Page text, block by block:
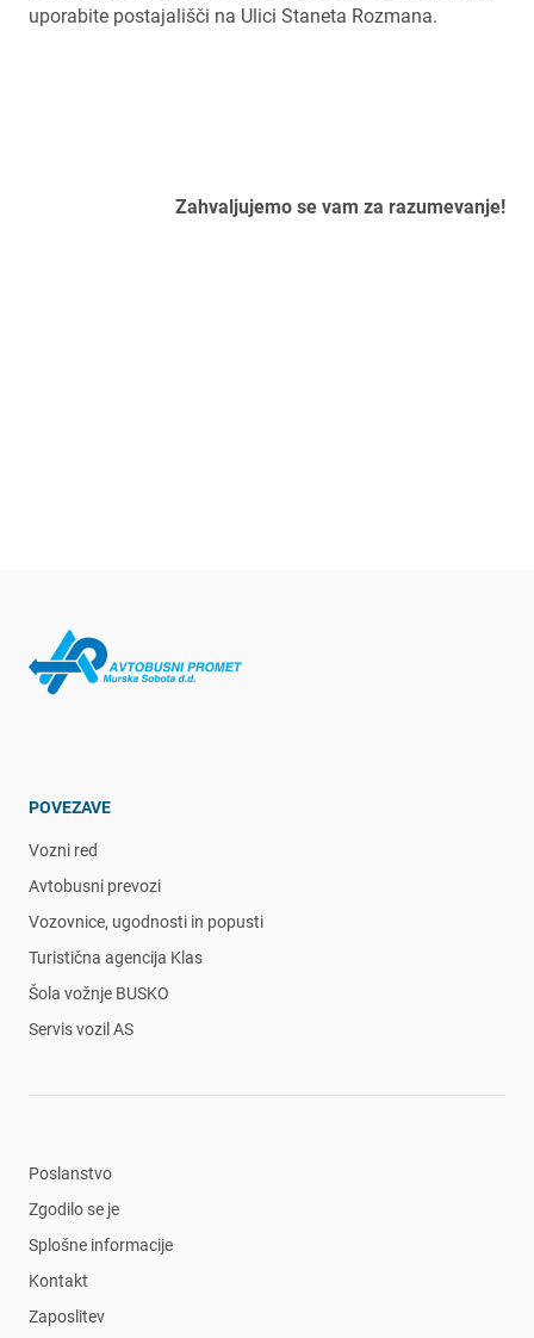
uporabite postajališči na Ulici Staneta Rozmana.
Zahvaljujemo se vam za razumevanje!
POVEZAVE
Vozni red
Avtobusni prevozi
Vozovnice, ugodnosti in popusti
Turistična agencija Klas
Šola vožnje BUSKO
Servis vozil AS
Poslanstvo
Zgodilo se je
Splošne informacije
Kontakt
Zaposlitev